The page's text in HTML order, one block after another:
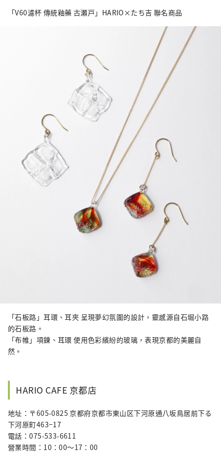
「V60濾杯 傳統釉藥 古瀬戸」HARIO×たち吉 聯名商品
「石板路」耳環、耳夾 呈現夢幻氛圍的設計，靈感源自石堀小路
的石板路。
「布帷」項鍊、耳環 使用色彩繽紛的玻璃，表現京都的美麗自
然。
HARIO CAFE 京都店
地址：〒605-0825 京都府京都市東山区下河原通八坂鳥居前下る
下河原町463−17
電話：075-533-6611
營業時間：10：00～17：00